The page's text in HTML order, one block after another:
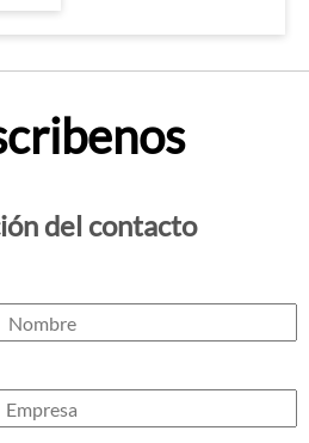
del contacto